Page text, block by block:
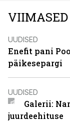
UUDISED
Enefit pani
päikesepargi
UUDISED
Galerii:
juurdeehituse